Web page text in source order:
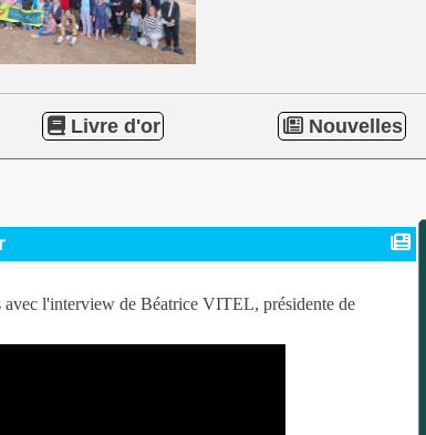
Livre d'or Nouvelles
l'interview de Béatrice VITEL, présidente de